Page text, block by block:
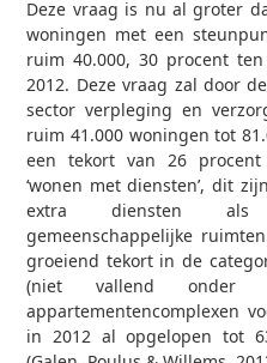
Deze vraag is nu al groter
woningen met een
ruim 40.000, 30 procent
2012. Deze vraag zal door
sector verpleging en
ruim 41.000 woningen tot
een tekort van 26
‘wonen met diensten’, dit
extra diensten als
gemeenschappelijke
groeiend tekort in de
(niet vallend onder
appartementencomplexen
in 2012 al opgelopen tot